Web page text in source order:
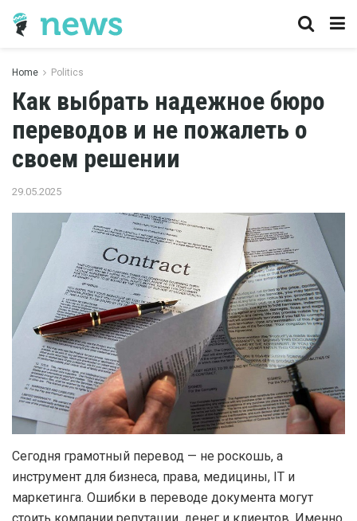
Home Politics
Как выбрать надежное бюро
переводов и не пожалеть о
своем решении
29.05.2025
Сегодня грамотный перевод — не роскошь, а
инструмент для бизнеса, права, медицины, IT и
маркетинга. Ошибки в переводе документа могут